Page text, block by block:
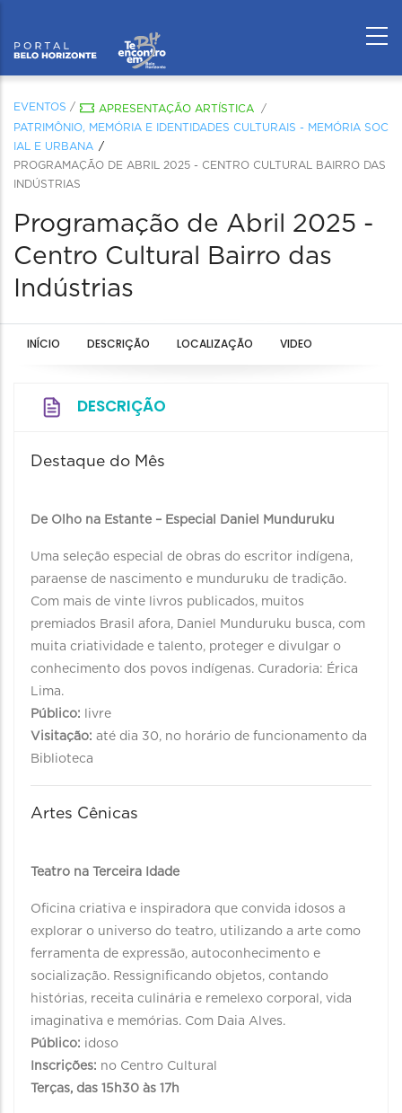
EVENTOS / APRESENTAÇÃO ARTÍSTICA
/
PATRIMÔNIO, MEMÓRIA E IDENTIDADES CULTURAIS - MEMÓRIA SOC
IAL E URBANA
PROGRAMAÇÃO DE ABRIL 2025 - CENTRO CULTURAL BAIRRO DAS
INDÚSTRIAS
Programação de Abril 2025 -
Centro Cultural Bairro das
Indústrias
INÍCIO DESCRIÇÃO LOCALIZAÇÃO VIDEO
DESCRIÇÃO
Destaque do Mês
De Olho na Estante – Especial Daniel Munduruku
Uma seleção especial de obras do escritor indígena,
paraense de nascimento e munduruku de tradição.
Com mais de vinte livros publicados, muitos
premiados Brasil afora, Daniel Munduruku busca, com
muita criatividade e talento, proteger e divulgar o
conhecimento dos povos indígenas. Curadoria: Érica
Lima.
Público:
livre
Visitação: até dia 30, no horário de funcionamento da
Biblioteca
Artes Cênicas
Teatro na Terceira Idade
Oficina criativa e inspiradora que convida idosos a
explorar o universo do teatro, utilizando a arte como
ferramenta de expressão, autoconhecimento e
socialização. Ressignificando objetos, contando
histórias, receita culinária e remelexo corporal, vida
imaginativa e memórias. Com Daia Alves.
Público: idoso
Inscrições: no Centro Cultural
Terças, das 15h30 às 17h